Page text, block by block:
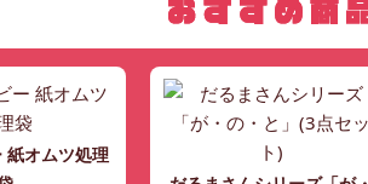
紙オムツ処理